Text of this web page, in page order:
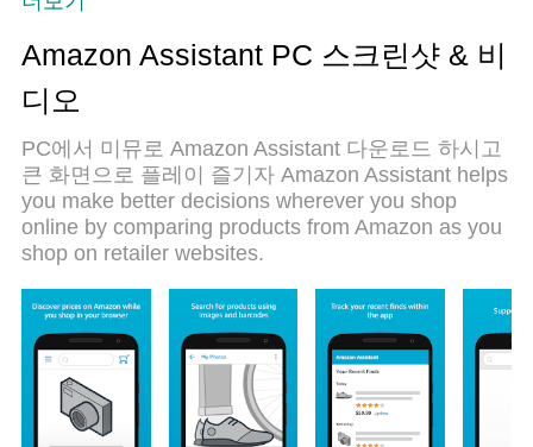
이나 과열 걱정 없이 좋아하는 앱을 즐길 수 있습니
다. MEmu Play를 사용하면 컴퓨터에서 앱을 쉽게
사용할 수 있으며, 언제나 고품질 경험을 보장합니
Amazon Assistant PC 스크린샷 & 비
디오
PC에서 미뮤로 Amazon Assistant 다운로드 하시고
큰 화면으로 플레이 즐기자 Amazon Assistant helps
you make better decisions wherever you shop
online by comparing products from Amazon as you
shop on retailer websites.